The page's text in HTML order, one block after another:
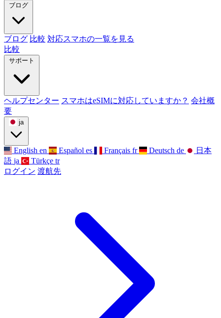
ブログ
ブログ 比較 対応スマホの一覧を見る
比較
サポート
ヘルプセンター スマホはeSIMに対応していますか？ 会社概
要
ja
English en Español es Français fr Deutsch de
日本
語 ja Türkçe tr
ログイン 渡航先